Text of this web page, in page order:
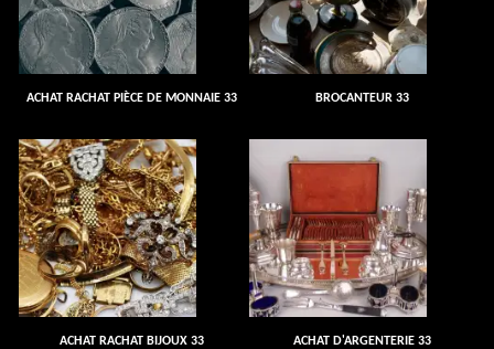
ACHAT RACHAT PIÈCE DE MONNAIE 33 BROCANTEUR 33
ACHAT RACHAT BIJOUX 33 ACHAT D'ARGENTERIE 33